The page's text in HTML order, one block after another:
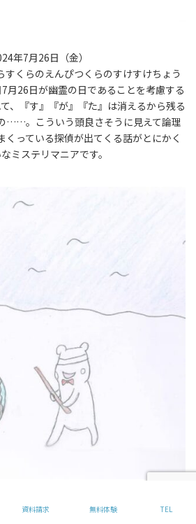
年7月26日（金）
すくらのえんぴつくらのすけすけちょう
月26日が幽霊の日であることを考慮する
、『す』『が』『た』は消えるから残る
……。こういう頭良さそうに見えて論理
くっている探偵が出てくる話がとにかく
ミステリマニアです。
遠くから近づいてきています
資料請求 無料体験 TEL